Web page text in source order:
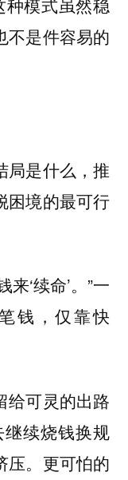
不是件容易的
局是什么，推
困境的最可行
‘续命’。”一
钱，仅靠快
给可灵的出路
继续烧钱换规
压。更可怕的